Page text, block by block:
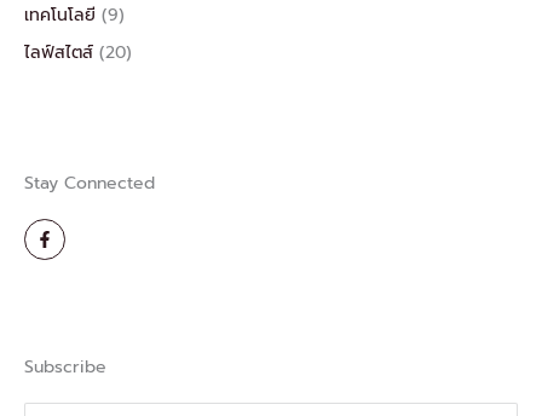
เทคโนโลยี (9)
ไลฟ์สไตส์ (20)
Stay Connected
F
a
c
-
f
Subscribe